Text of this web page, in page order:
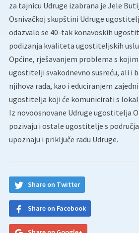
za tajnicu Udruge izabrana je Jele
Osnivačkoj skupštini Udruge
odazvalo se 40-tak konavoskih
podizanja kvaliteta ugostiteljskih
Općine, rješavanjem problema s
ugostitelji svakodnevno susreću, ali i
njihova rada, kao i educiranjem
ugostitelja koji će komunicirati s
Iz novoosnovane Udruge ugostitelja
pozivaju i ostale ugostitelje s područja
upoznaju i priključe radu Udruge.
Share on Twitter
Share on Facebook